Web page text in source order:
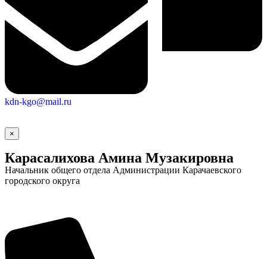
Городская Среда
kdn-kgo@mail.ru
×
Карасалихова Амина Музакировна
Начальник общего отдела Администрации Карачаевского
городского округа